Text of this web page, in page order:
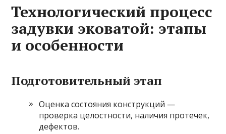
Технологический процесс
задувки эковатой: этапы
и особенности
Подготовительный этап
Оценка состояния конструкций —
проверка целостности, наличия протечек,
дефектов.